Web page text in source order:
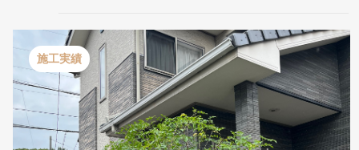
施工実績